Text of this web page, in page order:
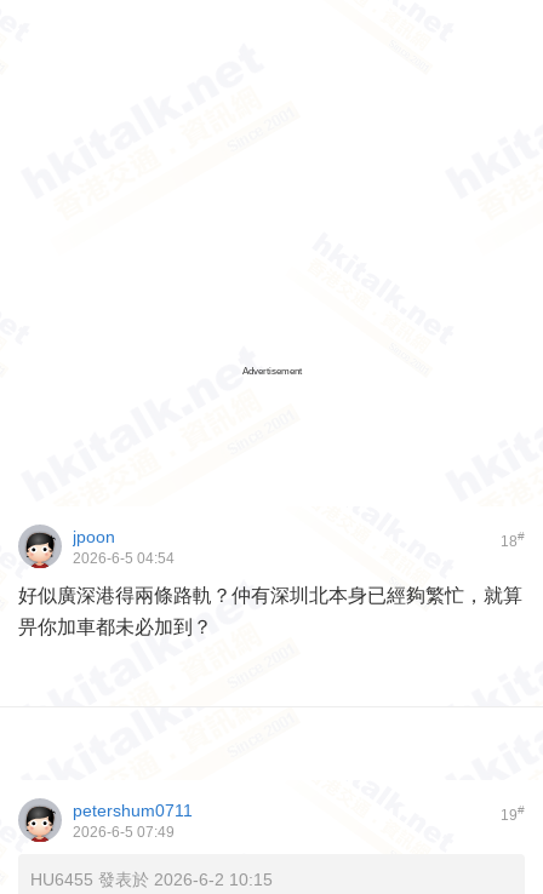
Advertisement
18#
jpoon
2026-6-5 04:54
好似廣深港得兩條路軌？仲有深圳北本身已經夠繁忙，就算
畀你加車都未必加到？
19#
petershum0711
2026-6-5 07:49
HU6455 發表於 2026-6-2 10:15